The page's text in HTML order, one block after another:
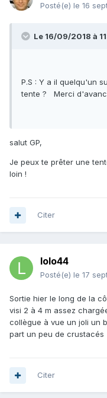
Posté(e) le 16
Le 16/09/2018 à
P.S : Y a il quelqu'un
tente ? Merci
salut GP,
Je peux te prêter une
loin !
Citer
lolo44
Posté(e) le 17
Sortie hier le long de la
visi 2 à 4 m assez
collègue à vue un joli un
part un peu de crustacés
Citer